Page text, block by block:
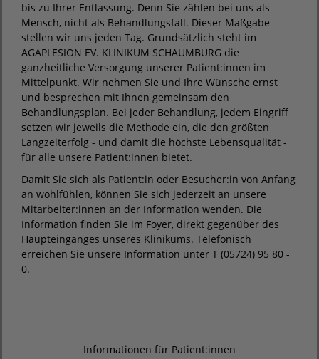
bis zu Ihrer Entlassung. Denn Sie zählen bei uns als
Mensch, nicht als Behandlungsfall. Dieser Maßgabe
stellen wir uns jeden Tag. Grundsätzlich steht im
AGAPLESION EV. KLINIKUM SCHAUMBURG die
ganzheitliche Versorgung unserer Patient:innen im
Mittelpunkt. Wir nehmen Sie und Ihre Wünsche ernst
und besprechen mit Ihnen gemeinsam den
Behandlungsplan. Bei jeder Behandlung, jedem Eingriff
setzen wir jeweils die Methode ein, die den größten
Langzeiterfolg - und damit die höchste Lebensqualität -
für alle unsere Patient:innen bietet.
Damit Sie sich als Patient:in oder Besucher:in von Anfang
an wohlfühlen, können Sie sich jederzeit an unsere
Mitarbeiter:innen an der Information wenden. Die
Information finden Sie im Foyer, direkt gegenüber des
Haupteinganges unseres Klinikums. Telefonisch
erreichen Sie unsere Information unter T (05724) 95 80 -
0.
Informationen für Patient:innen